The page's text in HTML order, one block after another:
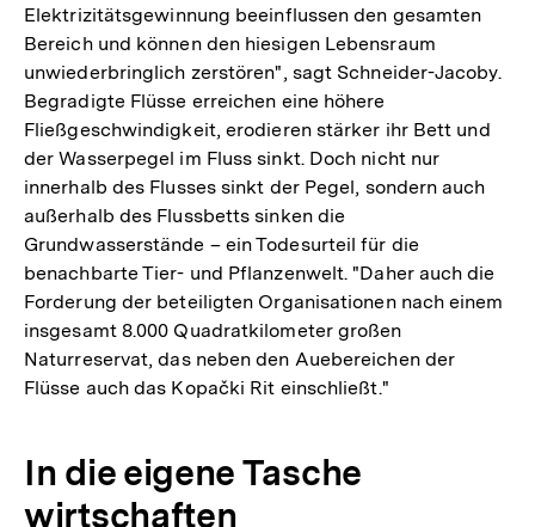
Elektrizitätsgewinnung beeinflussen den gesamten
Bereich und können den hiesigen Lebensraum
unwiederbringlich zerstören", sagt Schneider-Jacoby.
Begradigte Flüsse erreichen eine höhere
Fließgeschwindigkeit, erodieren stärker ihr Bett und
der Wasserpegel im Fluss sinkt. Doch nicht nur
innerhalb des Flusses sinkt der Pegel, sondern auch
außerhalb des Flussbetts sinken die
Grundwasserstände – ein Todesurteil für die
benachbarte Tier- und Pflanzenwelt. "Daher auch die
Forderung der beteiligten Organisationen nach einem
insgesamt 8.000 Quadratkilometer großen
Naturreservat, das neben den Auebereichen der
Flüsse auch das Kopački Rit einschließt."
In die eigene Tasche
wirtschaften